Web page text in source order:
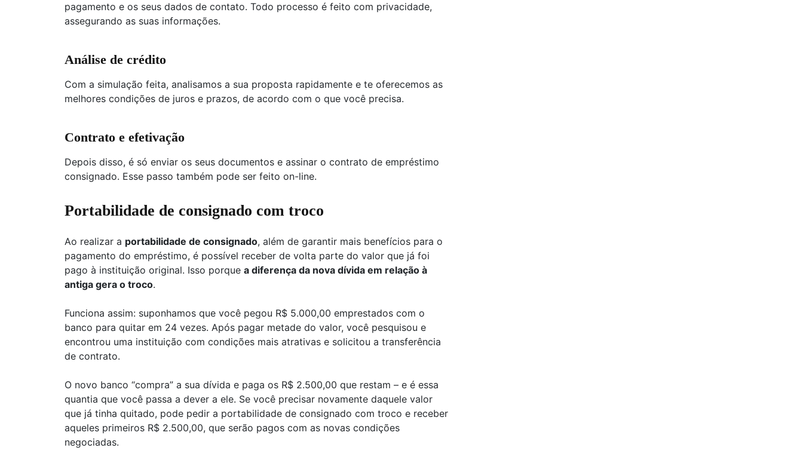
pagamento e os seus dados de contato. Todo processo é feito com privacidade,
assegurando as suas informações.
Análise de crédito
Com a simulação feita, analisamos a sua proposta rapidamente e te oferecemos as
melhores condições de juros e prazos, de acordo com o que você precisa.
Contrato e efetivação
Depois disso, é só enviar os seus documentos e assinar o contrato de empréstimo
consignado. Esse passo também pode ser feito on-line.
Portabilidade de consignado com troco
Ao realizar a portabilidade de consignado, além de garantir mais benefícios para o
pagamento do empréstimo, é possível receber de volta parte do valor que já foi
pago à instituição original. Isso porque a diferença da nova dívida em relação à
antiga gera o troco.
Funciona assim: suponhamos que você pegou R$ 5.000,00 emprestados com o
banco para quitar em 24 vezes. Após pagar metade do valor, você pesquisou e
encontrou uma instituição com condições mais atrativas e solicitou a transferência
de contrato.
O novo banco “compra” a sua dívida e paga os R$ 2.500,00 que restam – e é essa
quantia que você passa a dever a ele. Se você precisar novamente daquele valor
que já tinha quitado, pode pedir a portabilidade de consignado com troco e receber
aqueles primeiros R$ 2.500,00, que serão pagos com as novas condições
negociadas.